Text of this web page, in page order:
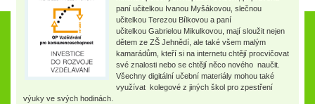
paní učitelkou Ivanou Myšákovou, slečnou
učitelkou Terezou Bílkovou a paní
učitelkou Gabrielou Mikulkovou, mají sloužit nejen
dětem ze ZŠ Jehnědí, ale také všem malým
kamarádům, kteří si na internetu chtějí procvičovat
své znalosti nebo se chtějí něco nového naučit.
Všechny digitální učební materiály mohou také
využívat kolegové z jiných škol pro zpestření
výuky ve svých hodinách.